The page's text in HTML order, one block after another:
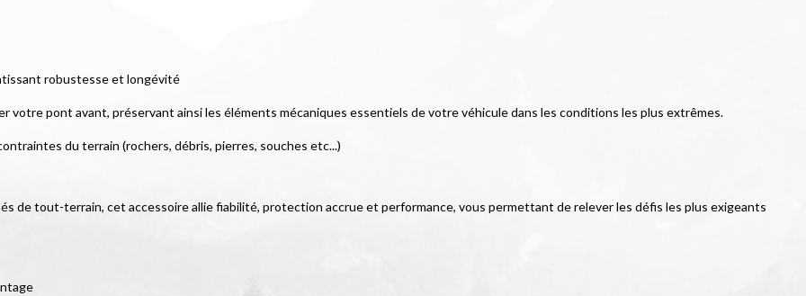
robustesse et longévité
pont avant, préservant ainsi les éléments mécaniques essentiels de votre véhicule dans les conditions les plus extrêmes.
du terrain (rochers, débris, pierres, souches etc...)
de tout-terrain, cet accessoire allie fiabilité, protection accrue et performance, vous permettant de relever les défis les plus exigeants